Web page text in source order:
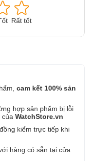
Rất tốt
cam kết 100% sản
hợp sản phẩm bị lỗi
của WatchStore.vn
kiểm trực tiếp khi
hàng có sẵn tại cửa